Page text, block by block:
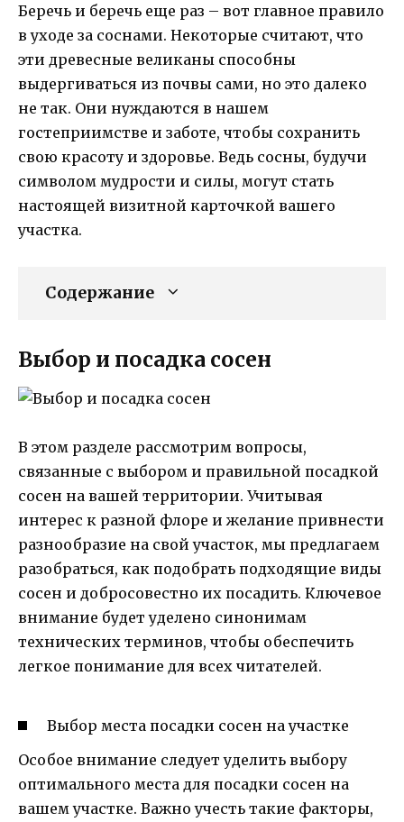
Беречь и беречь еще раз – вот главное правило
в уходе за соснами. Некоторые считают, что
эти древесные великаны способны
выдергиваться из почвы сами, но это далеко
не так. Они нуждаются в нашем
гостеприимстве и заботе, чтобы сохранить
свою красоту и здоровье. Ведь сосны, будучи
символом мудрости и силы, могут стать
настоящей визитной карточкой вашего
участка.
Содержание
Выбор и посадка сосен
В этом разделе рассмотрим вопросы,
связанные с выбором и правильной посадкой
сосен на вашей территории. Учитывая
интерес к разной флоре и желание привнести
разнообразие на свой участок, мы предлагаем
разобраться, как подобрать подходящие виды
сосен и добросовестно их посадить. Ключевое
внимание будет уделено синонимам
технических терминов, чтобы обеспечить
легкое понимание для всех читателей.
Выбор места посадки сосен на участке
Особое внимание следует уделить выбору
оптимального места для посадки сосен на
вашем участке. Важно учесть такие факторы,